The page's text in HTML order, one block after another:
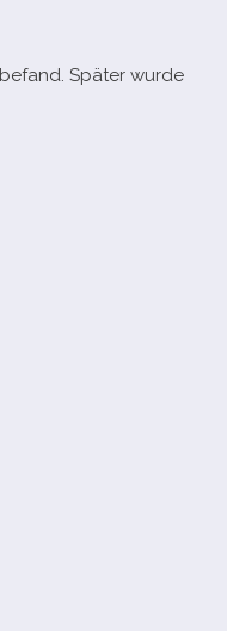
Später wurde